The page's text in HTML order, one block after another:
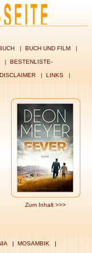
| BUCH UND FILM|
| BESTENLISTE-
DISCLAIMER| LINKS|
Zum Inhalt >>>
| MOSAMBIK |